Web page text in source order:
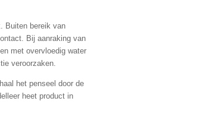
Buiten bereik van
Bij aanraking van
met overvloedig water
veroorzaken.
het penseel door de
heet product in